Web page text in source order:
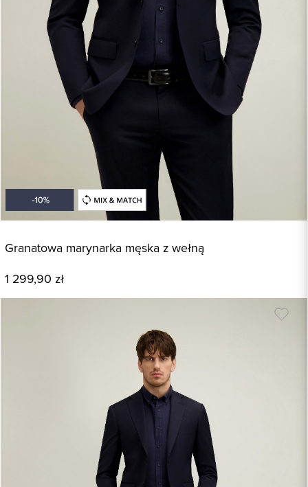
Granatowa marynarka męska z wełną
1 299,90 zł